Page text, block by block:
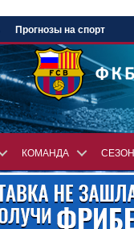
Прогнозы на спорт
КОМАНДА СЕЗОН